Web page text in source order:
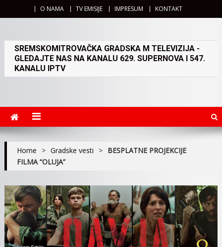
O NAMA TV EMISIJE IMPRESUM KONTAKT
SREMSKOMITROVAČKA GRADSKA M TELEVIZIJA -
GLEDAJTE NAS NA KANALU 629. SUPERNOVA I 547.
KANALU IPTV
Home > Gradske vesti > BESPLATNE PROJEKCIJE
FILMA “OLUJA”